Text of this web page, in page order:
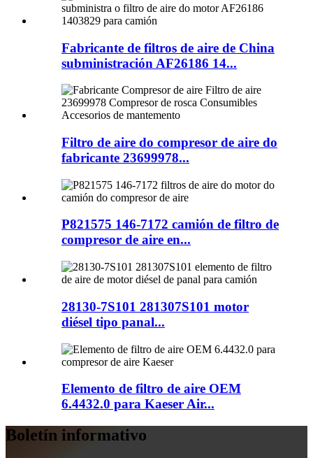
Fabricante de filtros de aire de China
subministración AF26186 14...
Filtro de aire do compresor de aire do
fabricante 23699978...
P821575 146-7172 camión de filtro de
compresor de aire en...
28130-7S101 281307S101 motor
diésel tipo panal...
Elemento de filtro de aire OEM
6.4432.0 para Kaeser Air...
Boletín informativo